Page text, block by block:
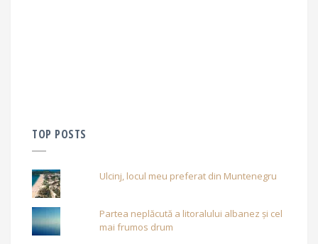
TOP POSTS
Ulcinj, locul meu preferat din Muntenegru
Partea neplăcută a litoralului albanez și cel
mai frumos drum